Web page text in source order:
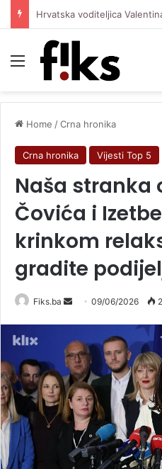
Menu
Home /Crna hronika
Crna hronika Vijesti Top 5
Naša stranka
Čovića i
krinkom
gradite
Fiks.ba
Send09/06/2026